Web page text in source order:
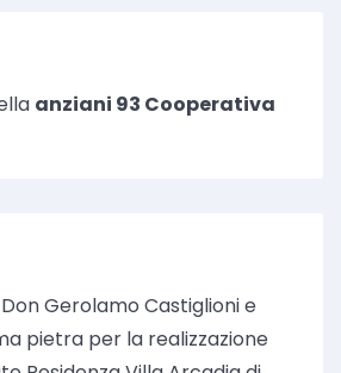
anziani 93 Cooperativa
Gerolamo Castiglioni e
pietra per la realizzazione